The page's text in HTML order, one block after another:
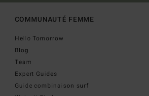
COMMUNAUTÉ FEMME
Hello Tomorrow
Blog
Team
Expert Guides
Guide combinaison surf